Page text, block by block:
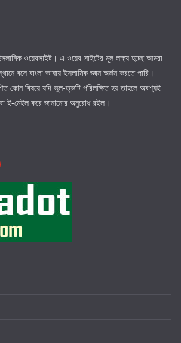
ওয়েবসাইট। এ ওয়েব সাইটের মূল লক্ষ্য হচ্ছে আমরা
বসে বাংলা ভাষায় ইসলামিক জ্ঞান অর্জন করতে পারি।
কোন বিষয়ে যদি ভুল-ত্রুটি পরিলক্ষিত হয় তাহলে অবশ্যই
ই-মেইল করে জানানোর অনুরোধ রইল।